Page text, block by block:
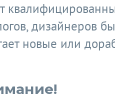
дизайнеров
новые или